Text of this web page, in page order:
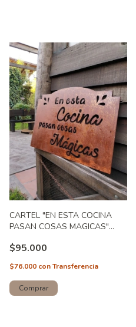
CARTEL "EN ESTA COCINA
PASAN COSAS MAGICAS"
$95.000
$76.000 conTransferencia